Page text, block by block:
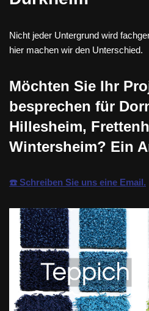
Nicht jeder Untergrund wird
hier machen wir den Unterschied.
Möchten Sie Ihr
besprechen für
Hillesheim,
Wintersheim? Ein
☎️ Schreiben Sie uns eine Email.